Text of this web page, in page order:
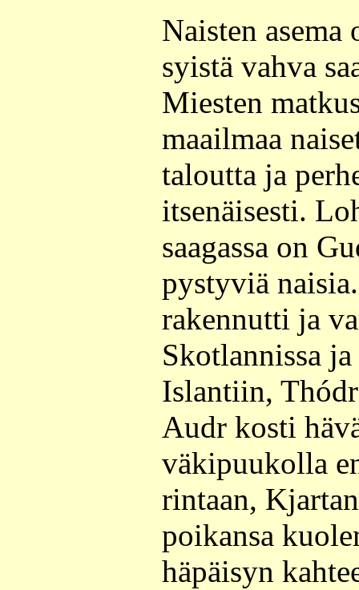
Naisten
syistä vahva
Miesten
maailmaa
taloutta ja
itsenäisesti.
saagassa on
pystyviä
rakennutti ja
Skotlannissa
Islantiin,
Audr kosti
väkipuukolla
rintaan,
poikansa
häpäisyn